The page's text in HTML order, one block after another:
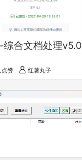
综合文档处理v5.0
点赞 红薯丸子